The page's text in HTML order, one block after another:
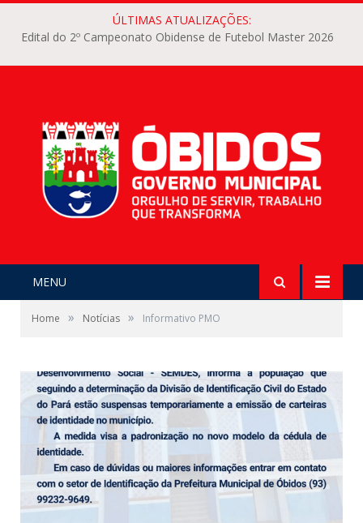
ÚLTIMAS ATUALIZAÇÕES:
Edital do 2º Campeonato Obidense de Futebol Master 2026
MENU
Home » Notícias » Informativo PMO